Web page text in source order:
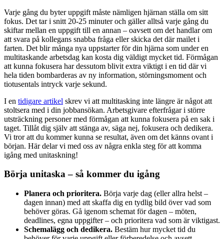
Varje gång du byter uppgift måste nämligen hjärnan ställa om sitt
fokus. Det tar i snitt 20-25 minuter och gäller alltså varje gång du
skiftar mellan en uppgift till en annan – oavsett om det handlar om
att svara på kollegans snabba fråga eller skicka det där mailet i
farten. Det blir många nya uppstarter för din hjärna som under en
multitaskande arbetsdag kan kosta dig väldigt mycket tid. Förmågan
att kunna fokusera har dessutom blivit extra viktigt i en tid där vi
hela tiden bombarderas av ny information, störningsmoment och
tiotusentals intryck varje sekund.
I en tidigare artikel skrev vi att multitasking inte längre är något att
stoltsera med i din jobbansökan. Arbetsgivare efterfrågar i större
utsträckning personer med förmågan att kunna fokusera på en sak i
taget. Tillåt dig själv att stänga av, säga nej, fokusera och dedikera.
Vi tror att du kommer kunna se resultat, även om det känns ovant i
början. Här delar vi med oss av några enkla steg för att komma
igång med unitaskning!
Börja unitaska – så kommer du igång
Planera och prioritera. Börja varje dag (eller allra helst –
dagen innan) med att skaffa dig en tydlig bild över vad som
behöver göras. Gå igenom schemat för dagen – möten,
deadlines, egna uppgifter – och prioritera vad som är viktigast.
Schemalägg och dedikera. Bestäm hur mycket tid du